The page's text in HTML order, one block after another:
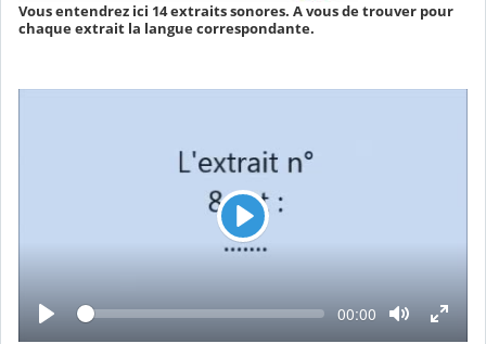
Vous entendrez ici 14 extraits sonores. A vous de trouver pour
chaque extrait la langue correspondante.
L
t
L
e
c
T
00:00